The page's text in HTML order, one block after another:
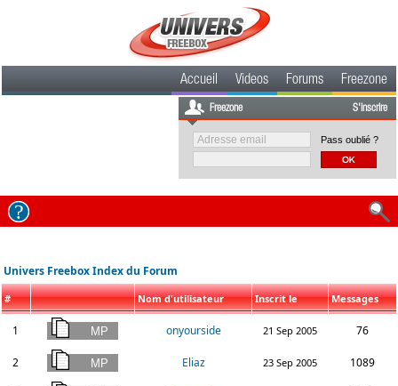
Accueil Videos Forums Freezone
Freezone S'inscrire
Pass oublié ?
Univers Freebox Index du Forum
# Nom d'utilisateur Inscrit le Messages
1 onyourside 21 Sep 2005 76
2 Eliaz 23 Sep 2005 1089